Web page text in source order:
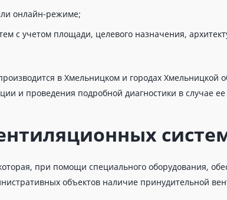
онлайн-режиме;
с учетом площади, целевого назначения,
в Хмельницком и городах Хмельницкой
и проведения подробной диагностики в случае
при помощи специального оборудования,
объектов наличие принудительной